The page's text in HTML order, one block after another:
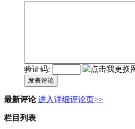
验证码:
发表评论
最新评论 进入详细评论页>>
栏目列表